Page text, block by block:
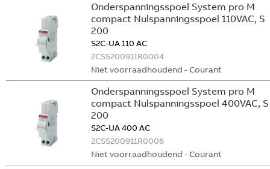
Onderspanningsspoel System pro M
compact Nulspanningsspoel 110VAC, S
200
S2C-UA 110 AC
2CSS200911R0004
Niet voorraadhoudend - Courant
Onderspanningsspoel System pro M
compact Nulspanningsspoel 400VAC, S
200
S2C-UA 400 AC
2CSS200911R0006
Niet voorraadhoudend - Courant